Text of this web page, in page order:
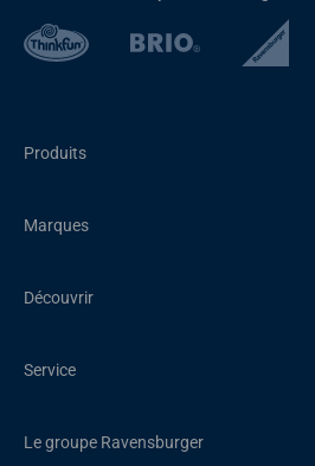
Produits
Marques
Découvrir
Service
Le groupe Ravensburger